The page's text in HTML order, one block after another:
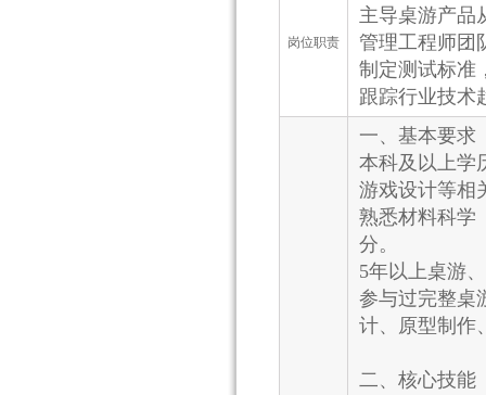
岗位职责
主导桌游产品
管理工程师团
制定测试标准
跟踪行业技术
一、基本要求
本科及以上学
游戏设计等相
熟悉材料科学
分。
5年以上桌游
参与过完整桌
计、原型制作
二、核心技能